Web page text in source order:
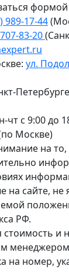
989-17-44
83-20
ул.
чт с 9:00 до
Москве)
на то,
сайте, не
РФ.
и
на номер,